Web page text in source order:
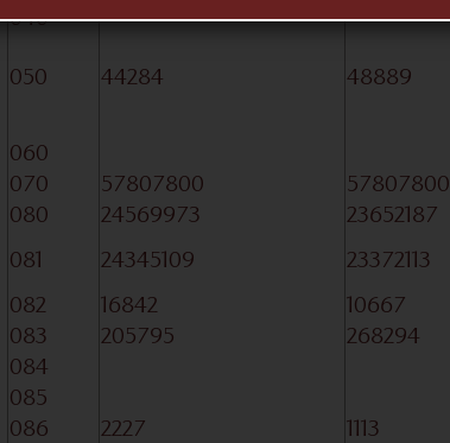
040
050 44284 48889
060
070 57807800
57807800
080 24569973
23652187
081 24345109 23372113
082 16842
10667
083 205795
268294
084
085
086 2227
1113